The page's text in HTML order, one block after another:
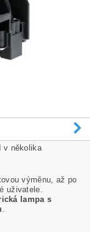
v několika
výměnu, až po
uživatele.
lampa s